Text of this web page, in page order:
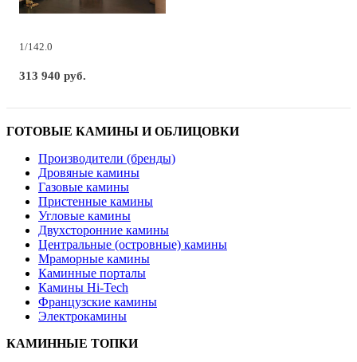
1/142.0
313 940 руб.
ГОТОВЫЕ КАМИНЫ И ОБЛИЦОВКИ
Производители (бренды)
Дровяные камины
Газовые камины
Пристенные камины
Угловые камины
Двухсторонние камины
Центральные (островные) камины
Мраморные камины
Каминные порталы
Камины Hi-Tech
Французские камины
Электрокамины
КАМИННЫЕ ТОПКИ